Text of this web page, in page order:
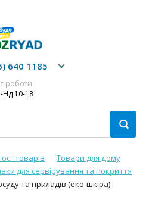
640 1185
роботи:
Нд 10-18
Товари для дому
для сервірування та покриття
та приладів (еко-шкіра)